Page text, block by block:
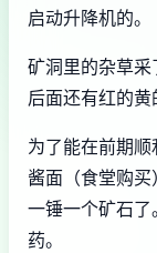
启动升降机的。
矿洞里的杂草采
后面还有红的黄
为了能在前期
酱面（食堂购
一锤一个矿石
药。